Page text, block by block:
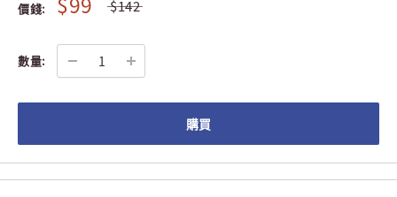
價錢: $142
數量:
購買